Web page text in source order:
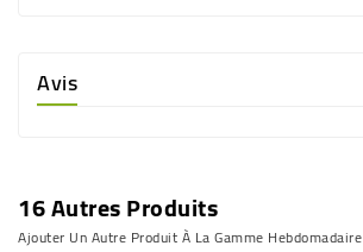
Avis
16 Autres Produits
Ajouter Un Autre Produit À La Gamme Hebdomadaire